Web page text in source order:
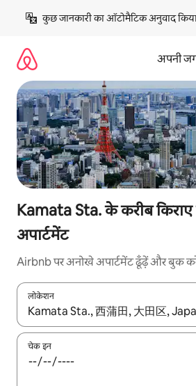
छोड़कर
कॉन्टेंट
कुछ जानकारी का ऑटोमैटिक अनुवाद
अपनी
Kamata Sta. के करीब
अपार्टमेंट
Airbnb पर अनोखे अपार्टमेंट ढूँढ़ें और बुक
लोकेशन
नतीजों के उपलब्ध होने पर, अप और डाउन
चेक इन